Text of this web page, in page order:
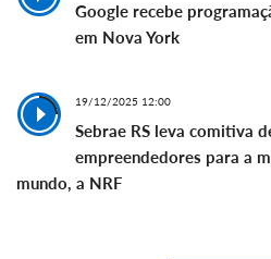
Google recebe
em Nova York
19/12/2025 12:00
Sebrae RS leva comitiva
empreendedores para a
mundo, a NRF